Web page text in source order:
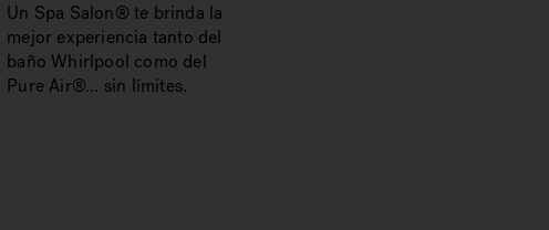
Un Spa Salon® te brinda la
mejor experiencia tanto del
baño Whirlpool como del
Pure Air®... sin límites.